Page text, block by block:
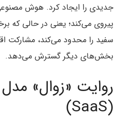
جدیدی را ایجاد کرد. هوش مصنوعی
پیروی می‌کند؛ یعنی در حالی که
سفید را محدود می‌کند، مشارکت
بخش‌های دیگر گسترش می‌دهد.
روایت «زوال»
(SaaS)